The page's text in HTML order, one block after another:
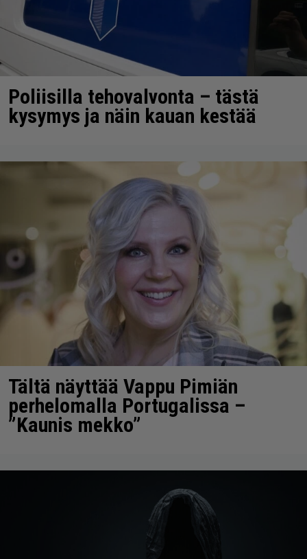
Poliisilla tehovalvonta – tästä
kysymys ja näin kauan kestää
Tältä näyttää Vappu Pimiän
perhelomalla Portugalissa –
”Kaunis mekko”